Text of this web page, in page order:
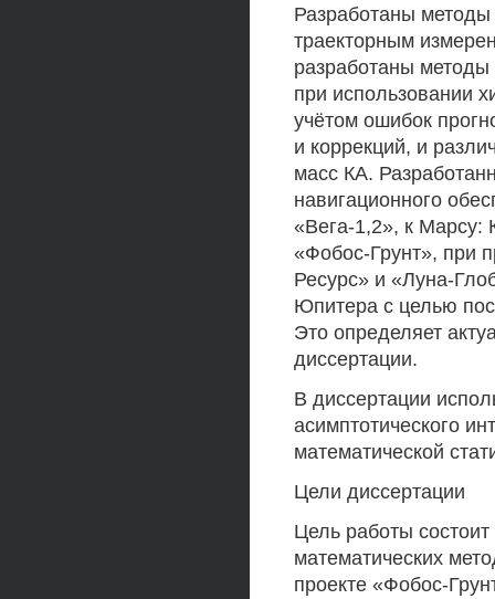
Разработаны
траекторным
разработаны методы
при использовании
учётом ошибок
и коррекций, и
масс КА.
навигационного
«Вега-1,2», к Марсу:
«Фобос-Грунт», при
Ресурс» и «Луна-
Юпитера с целью
Это определяет
диссертации.
В диссертации
асимптотического
математической
Цели диссертации
Цель работы состоит
математических
проекте «Фобос-